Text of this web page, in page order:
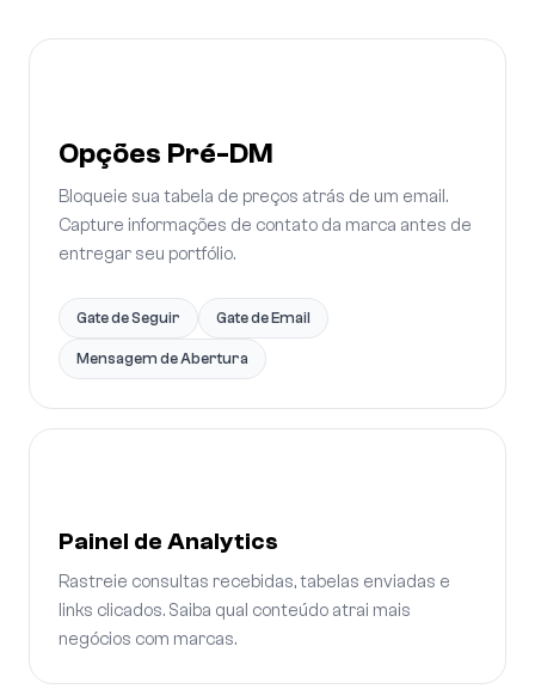
Opções Pré-DM
Bloqueie sua tabela de preços atrás de um email.
Capture informações de contato da marca antes de
entregar seu portfólio.
Gate de Seguir Gate de Email
Mensagem de Abertura
Painel de Analytics
Rastreie consultas recebidas, tabelas enviadas e
links clicados. Saiba qual conteúdo atrai mais
negócios com marcas.